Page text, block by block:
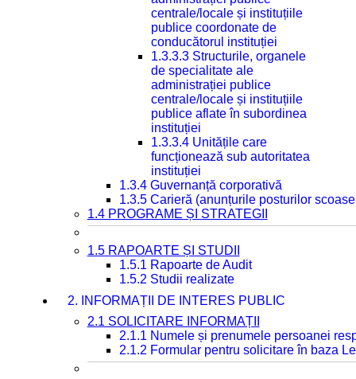
centrale/locale și instituțiile
publice coordonate de
conducătorul instituției
1.3.3.3 Structurile, organele
de specialitate ale
administrației publice
centrale/locale și instituțiile
publice aflate în subordinea
instituției
1.3.3.4 Unitățile care
funcționează sub autoritatea
instituției
1.3.4 Guvernanță corporativă
1.3.5 Carieră (anunțurile posturilor
1.4 PROGRAME ȘI STRATEGII
1.5 RAPOARTE ȘI STUDII
1.5.1 Rapoarte de Audit
1.5.2 Studii realizate
2. INFORMAȚII DE INTERES PUBLIC
2.1 SOLICITARE INFORMAȚII
2.1.1 Numele și prenumele persoanei
2.1.2 Formular pentru solicitare în baza